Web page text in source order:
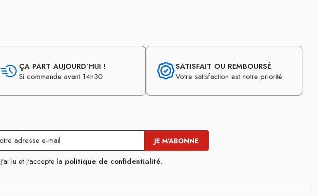
ÇA PART AUJOURD’HUI !
Si commande avant 14h30
SATISFAIT OU REMBOURSÉ
Votre satisfaction est notre priorité
J'ai lu et j'accepte la politique de confidentialité.